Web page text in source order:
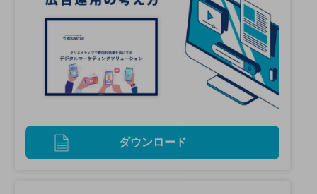
ダウンロード